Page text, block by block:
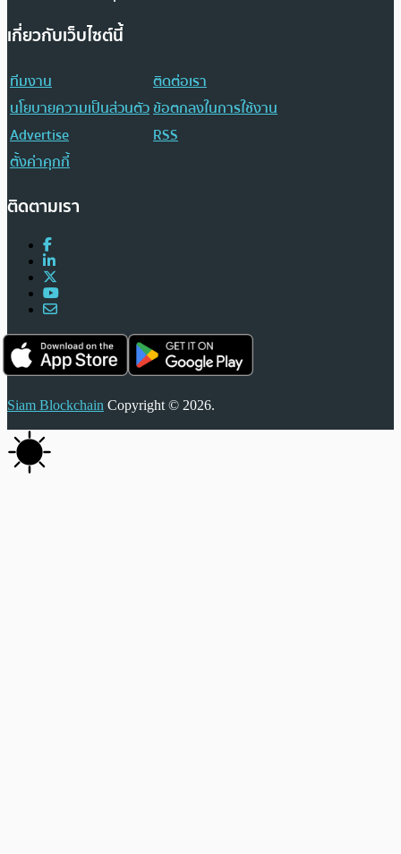
เกี่ยวกับเว็บไซต์นี้
ทีมงาน
ติดต่อเรา
นโยบายความเป็นส่วนตัวข้อตกลงในการใช้งาน
Advertise
RSS
ตั้งค่าคุกกี้
ติดตามเรา
Siam Blockchain Copyright © 2026.